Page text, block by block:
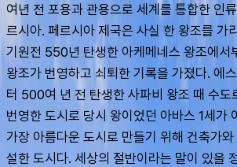
여년 전 포용과 관용으로 세계를 통합한 인
르시아. 페르시아 제국은 사실 한 왕조를 가
기원전 550년 탄생한 아케메네스 왕조에서
왕조가 번영하고 쇠퇴한 기록을 가졌다. 에
터 500여 년 전 탄생한 사파비 왕조 때 수도
번영한 도시로 당시 왕이었던 아바스 1세가
가장 아름다운 도시로 만들기 위해 건축가
설한 도시다. 세상의 절반이라는 말이 있을